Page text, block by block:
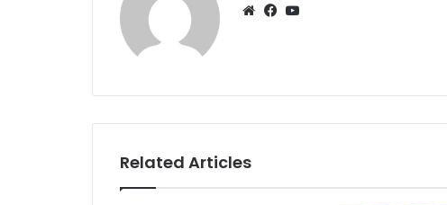
WebsiteFacebook
Related Articles